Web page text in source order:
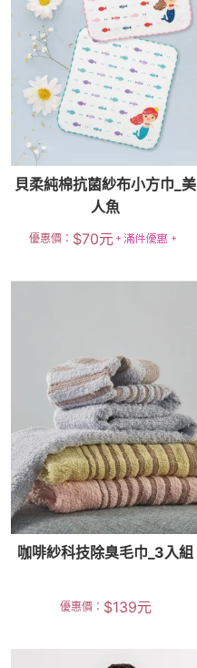
貝柔純棉抗菌紗布小方巾_美
人魚
優惠價： $70元
咖啡紗科技除臭毛巾_3入組
優惠價： $139元